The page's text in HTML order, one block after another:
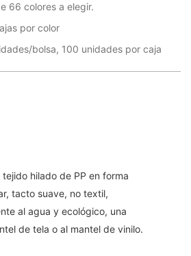
66 colores a elegir.
por color
bolsa, 100 unidades por caja
hilado de PP en forma
tacto suave, no textil,
al agua y ecológico, una
de tela o al mantel de vinilo.